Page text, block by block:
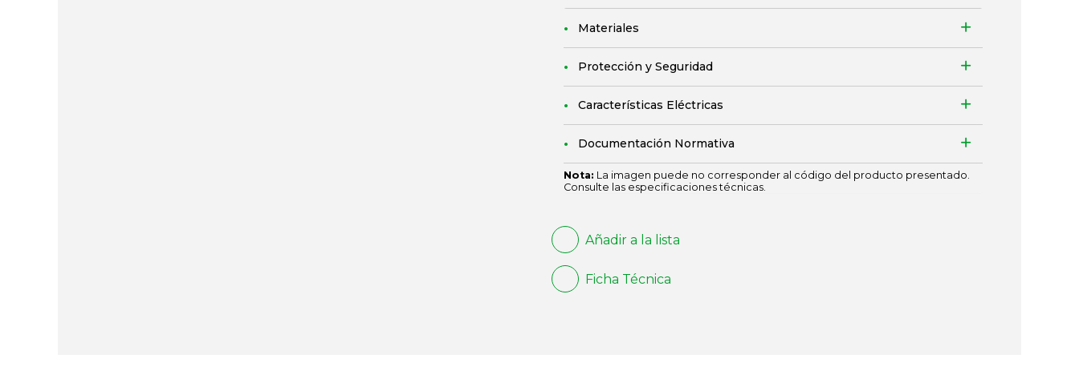
Materiales
Protección y Seguridad
Características Eléctricas
Documentación Normativa
Nota: La imagen puede no corresponder al código del producto presentado.
Consulte las especificaciones técnicas.
Añadir a la lista
Ficha Técnica